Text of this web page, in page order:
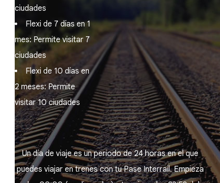
ciudades
Flexi de 7 días en 1
mes: Permite visitar 7
ciudades
Flexi de 10 días en
2 meses: Permite
visitar 10 ciudades
Un día de viaje es un periodo de 24 horas en el que
puedes viajar en trenes con tu Pase Interrail. Empieza